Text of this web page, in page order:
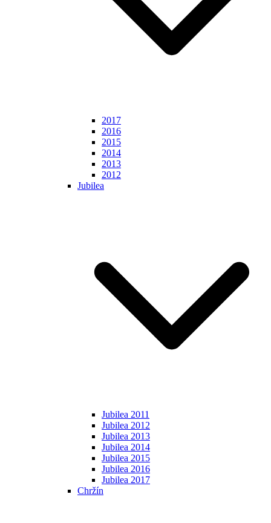
2017
2016
2015
2014
2013
2012
Jubilea
Jubilea 2011
Jubilea 2012
Jubilea 2013
Jubilea 2014
Jubilea 2015
Jubilea 2016
Jubilea 2017
Chržín